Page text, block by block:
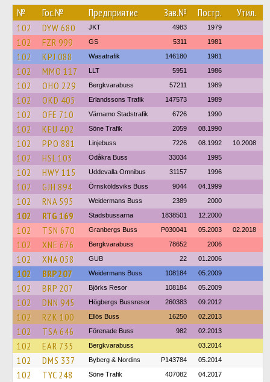
№ Гос.№ Предприятие Зав.№ Постр. Утил.
102 DYW 680 JKT 4983 1979
102 FZR 999 GS 5311 1981
102 KPJ 088 Wasatrafik 146180 1981
102 MMO 117 LLT 5951 1986
102 OHO 229 Bergkvarabuss 57211 1989
102 OKD 405 Erlandssons Trafik 147573 1989
102 OFE 710 Värnamo Stadstrafik 6726 1990
102 KEU 402 Söne Trafik 2059 08.1990
102 PPO 881 Linjebuss 7226 08.1992 10.2008
102 HSL 103 Ödåkra Buss 33034 1995
102 HWY 115 Uddevalla Omnibus 31157 1996
102 GJH 894 Örnsköldsviks Buss 9044 04.1999
102 RNA 595 Weidermans Buss 2389 2000
102 RTG 169 Stadsbussarna 1838501 12.2000
102 TSN 670 Granbergs Buss P030041 05.2003 02.2018
102 XNE 676 Bergkvarabuss 78652 2006
102 XNA 058 GUB 22 01.2006
102 BRP 207 Weidermans Buss 108184 05.2009
102 BRP 207 Björks Resor 108184 05.2009
102 DNN 945 Högbergs Bussresor 260383 09.2012
102 RZK 100 Ellös Buss 16250 02.2013
102 TSA 646 Förenade Buss 982 02.2013
102 EAR 735 Bergkvarabuss 03.2014
102 DMS 337 Byberg & Nordins P143784 05.2014
102 TYC 248 Söne Trafik 407082 04.2017